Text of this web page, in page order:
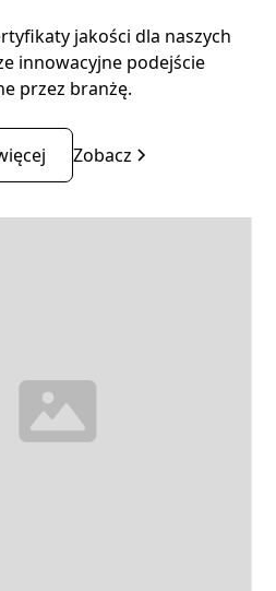
jakości dla naszych
innowacyjne podejście
przez branżę.
Zobacz